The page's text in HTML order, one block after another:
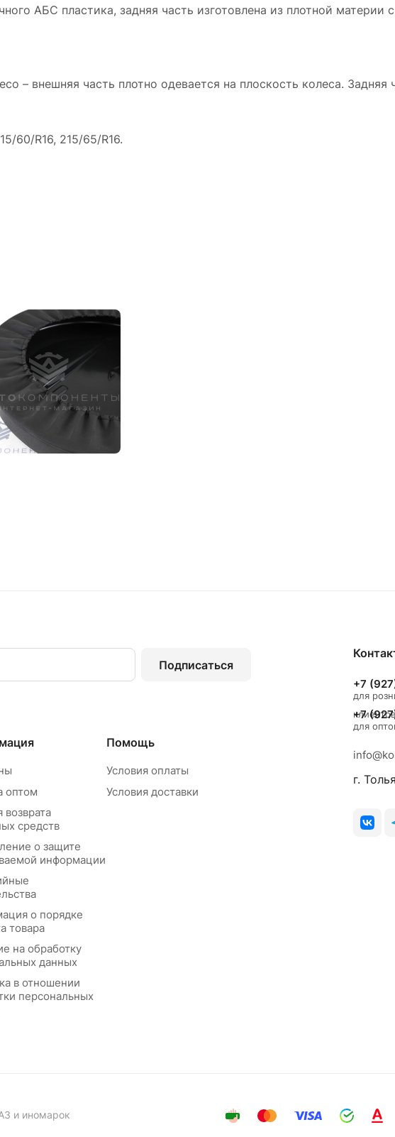
АБС пластика, задняя часть изготовлена из плотной материи
– внешняя часть плотно одевается на плоскость колеса. Задняя
60/R16, 215/65/R16.
Подписаться
оптом
возврата
средств
о защите
информации
о порядке
товара
на обработку
данных
в отношении
персональных
Помощь
Условия оплаты
Условия доставки
+7
для
клиентов
+7
для
г.
и иномарок